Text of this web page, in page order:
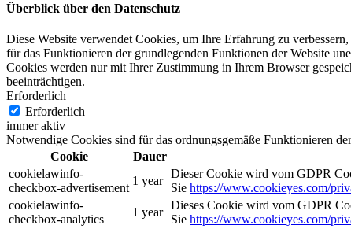
Überblick über den Datenschutz
Diese Website verwendet Cookies, um Ihre Erfahrung zu
für das Funktionieren der grundlegenden Funktionen der Website
Cookies werden nur mit Ihrer Zustimmung in Ihrem Browser
beeinträchtigen.
Erforderlich
Erforderlich
immer aktiv
Notwendige Cookies sind für das ordnungsgemäße Funktionieren
Cookie
Dauer
cookielawinfo-
checkbox-advertisement
1 year
Dieser Cookie wird vom GDPR
Sie https://www.cookieyes.com/
cookielawinfo-
checkbox-analytics
1 year
Dieses Cookie wird vom GDPR
Sie https://www.cookieyes.com/